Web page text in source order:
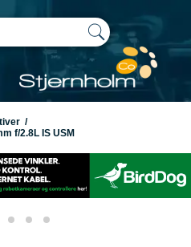
/
f/2.8L IS USM